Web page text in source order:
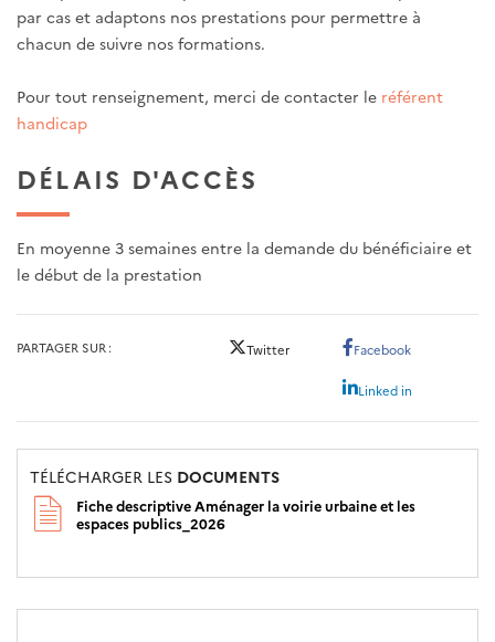
par cas et adaptons nos prestations pour permettre à
chacun de suivre nos formations.
Pour tout renseignement, merci de contacter le référent
handicap
DÉLAIS D'ACCÈS
En moyenne 3 semaines entre la demande du bénéficiaire et
le début de la prestation
PARTAGER SUR Twitter Facebook
Linked in
TÉLÉCHARGER LES DOCUMENTS
Fiche descriptive Aménager la voirie urbaine et les
espaces publics_2026